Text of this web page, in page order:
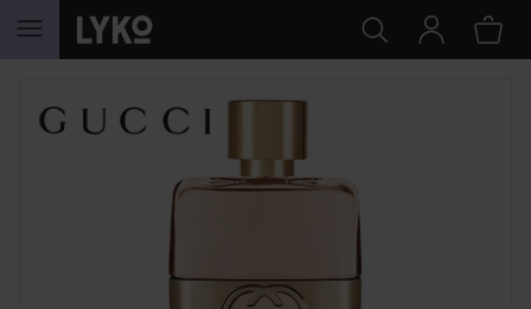
HOPPA TILL INNEHÅLLET
HOPPA ÖVER SEKTIONEN